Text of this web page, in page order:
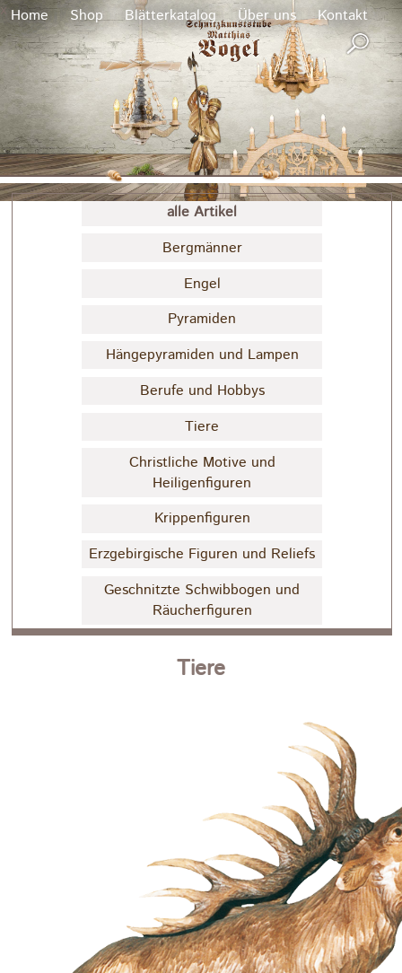
Home Shop Blätterkatalog Über uns Kontakt
alle Artikel
Bergmänner
Engel
Pyramiden
Hängepyramiden und Lampen
Berufe und Hobbys
Tiere
Christliche Motive und
Heiligenfiguren
Krippenfiguren
Erzgebirgische Figuren und Reliefs
Geschnitzte Schwibbogen und
Räucherfiguren
Tiere
x